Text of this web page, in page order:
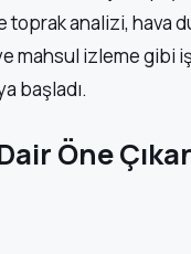
toprak analizi, hava
mahsul izleme gibi
başladı.
Öne